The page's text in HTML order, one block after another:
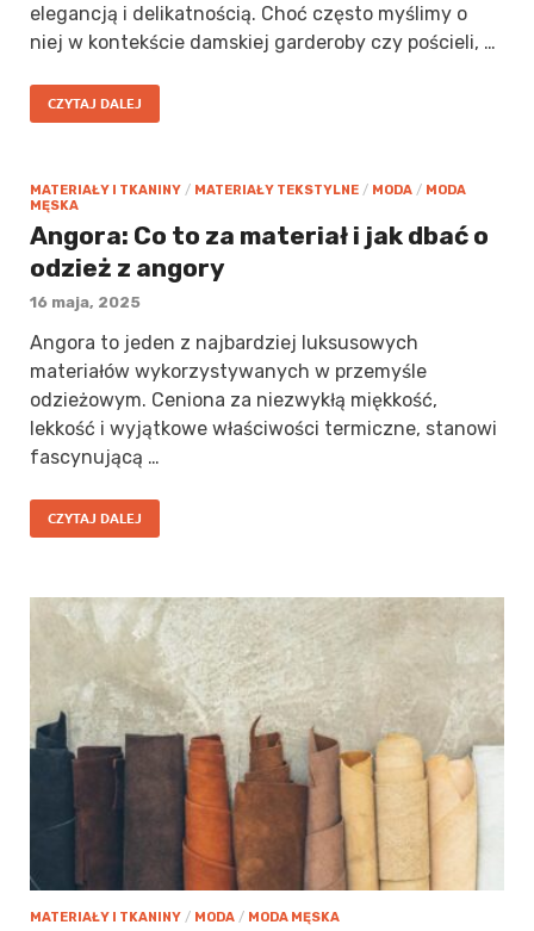
elegancją i delikatnością. Choć często myślimy o
niej w kontekście damskiej garderoby czy pościeli, …
CZYTAJ DALEJ
MATERIAŁY I TKANINY / MATERIAŁY TEKSTYLNE / MODA / MODA
MĘSKA
Angora: Co to za materiał i jak dbać o
odzież z angory
16 maja, 2025
Angora to jeden z najbardziej luksusowych
materiałów wykorzystywanych w przemyśle
odzieżowym. Ceniona za niezwykłą miękkość,
lekkość i wyjątkowe właściwości termiczne, stanowi
fascynującą …
CZYTAJ DALEJ
MATERIAŁY I TKANINY / MODA / MODA MĘSKA